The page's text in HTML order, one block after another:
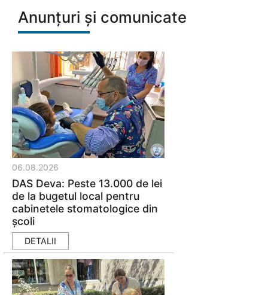
Anunțuri și comunicate
06.08.2026
DAS Deva: Peste 13.000 de lei
de la bugetul local pentru
cabinetele stomatologice din
școli
DETALII